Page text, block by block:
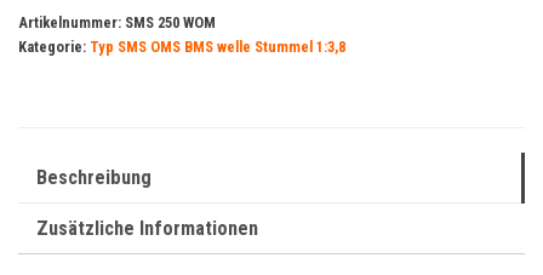
250,
ähnlich
Welle
Stummel
1:3,8
Artikelnummer: SMS 250 WOM
Kategorie: Typ SMS OMS BMS welle Stummel 1:3,8
Beschreibung
Zusätzliche Informationen